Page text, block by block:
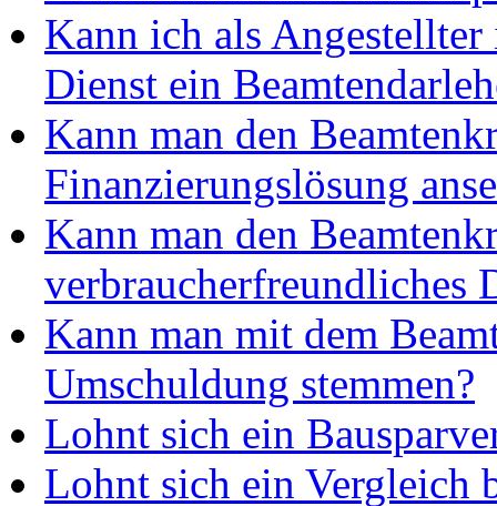
Kann ich als
Dienst ein
Kann man den
Finanzierungslösung
Kann man den
verbraucherfreundliches
Kann man mit dem
Umschuldung stemmen?
Lohnt sich ein
Lohnt sich ein Vergleich